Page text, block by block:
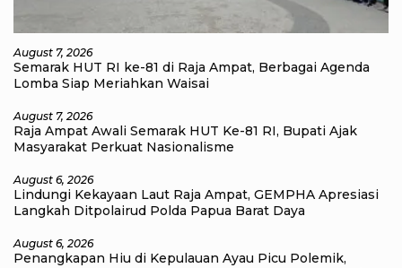
August 7, 2026
Semarak HUT RI ke-81 di Raja Ampat, Berbagai Agenda
Lomba Siap Meriahkan Waisai
August 7, 2026
Raja Ampat Awali Semarak HUT Ke-81 RI, Bupati Ajak
Masyarakat Perkuat Nasionalisme
August 6, 2026
Lindungi Kekayaan Laut Raja Ampat, GEMPHA Apresiasi
Langkah Ditpolairud Polda Papua Barat Daya
August 6, 2026
Penangkapan Hiu di Kepulauan Ayau Picu Polemik,